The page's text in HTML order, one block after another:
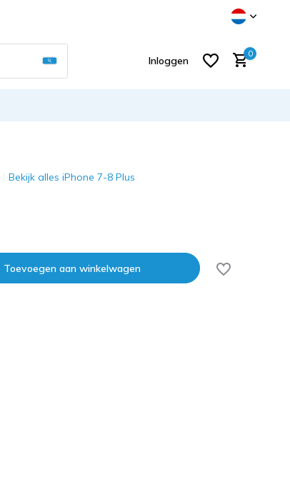
Gebruik de pijltjes op en neer om een
Inloggen
0
Bekijk alles iPhone 7-8 Plus
Toevoegen aan winkelwagen